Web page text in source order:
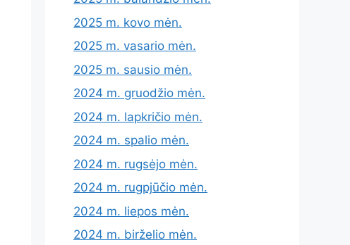
2025 m. kovo mėn.
2025 m. vasario mėn.
2025 m. sausio mėn.
2024 m. gruodžio mėn.
2024 m. lapkričio mėn.
2024 m. spalio mėn.
2024 m. rugsėjo mėn.
2024 m. rugpjūčio mėn.
2024 m. liepos mėn.
2024 m. birželio mėn.